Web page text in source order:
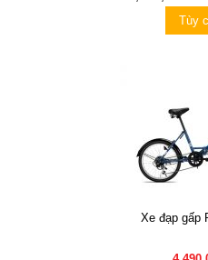
Tùy
Xe đạp gấp